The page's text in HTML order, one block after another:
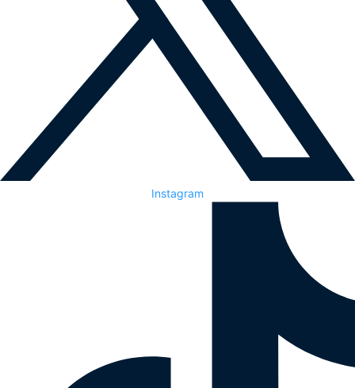
Instagram